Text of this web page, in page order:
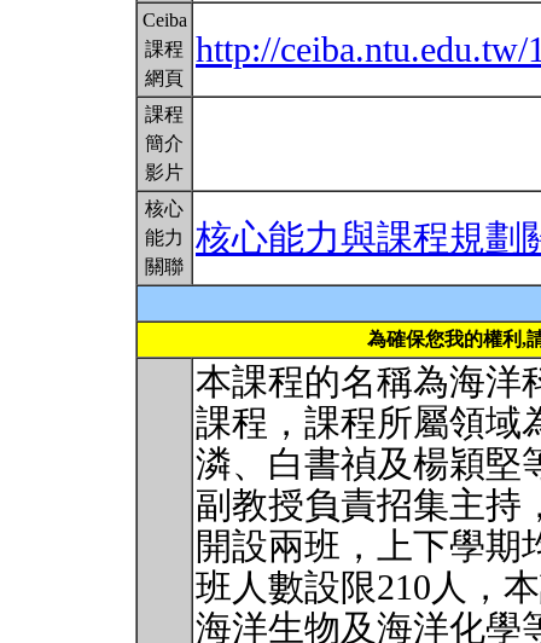
Ceiba
課程
網頁
http://ceiba.ntu.edu.tw/
課程
簡介
影片
核心
能力
關聯
核心能力與課程規劃
為確保您我的權利,
本課程的名稱為海洋
課程，課程所屬領域
潾、白書禎及楊穎堅
副教授負責招集主持
開設兩班，上下學期
班人數設限210人，
海洋生物及海洋化學